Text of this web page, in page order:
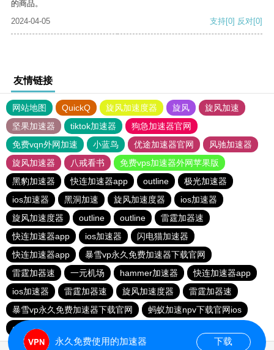
的商品。
2024-04-05
支持[0] 反对[0]
友情链接
网站地图 QuickQ 旋风加速度器 旋风
旋风加速
坚果加速器
tiktok加速器
狗急加速器官网
免费vqn外网加速
小蓝鸟 优途加速器官网
风驰加速器
旋风加速器
八戒看书
免费vps加速器外网苹果版
黑豹加速器
快连加速器app outline
极光加速器
ios加速器
黑洞加速 旋风加速度器
ios加速器
旋风加速度器
outline outline
雷霆加器速
快连加速器app
ios加速器
闪电猫加速器
快连加速器app
暴雪vp永久免费加速器下载官网
雷霆加器速
一元机场 hammer加速器
快连加速器app
ios加速器
雷霆加器速 旋风加速度器
雷霆加器速
暴雪vp永久免费加速器下载官网
蚂蚁加速npv下载官网ios
outline
永久免费使用的加速器 下载